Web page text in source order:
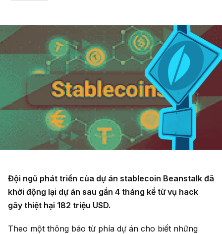
Đội ngũ phát triển của dự án stablecoin Beanstalk đã
khởi động lại dự án sau gần 4 tháng kể từ vụ hack
gây thiệt hại 182 triệu USD.
Theo một thông báo từ phía dự án cho biết những